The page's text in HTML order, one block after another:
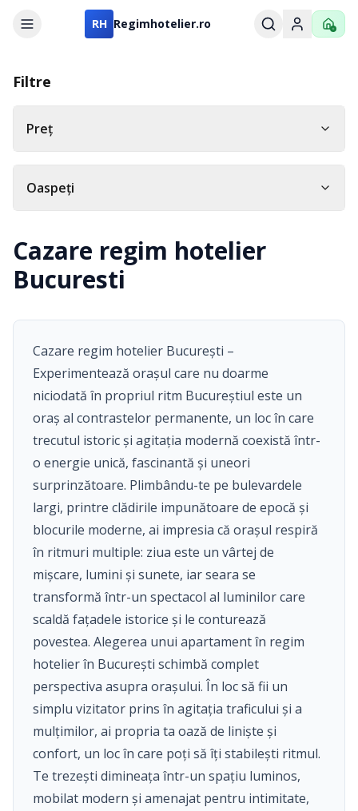
RH Regimhotelier.ro
Filtre
Preț
Oaspeți
Cazare regim hotelier
Bucuresti
Cazare regim hotelier București –
Experimentează orașul care nu doarme
niciodată în propriul ritm Bucureștiul este un
oraș al contrastelor permanente, un loc în care
trecutul istoric și agitația modernă coexistă într-
o energie unică, fascinantă și uneori
surprinzătoare. Plimbându-te pe bulevardele
largi, printre clădirile impunătoare de epocă și
blocurile moderne, ai impresia că orașul respiră
în ritmuri multiple: ziua este un vârtej de
mișcare, lumini și sunete, iar seara se
transformă într-un spectacol al luminilor care
scaldă fațadele istorice și le conturează
povestea. Alegerea unui apartament în regim
hotelier în București schimbă complet
perspectiva asupra orașului. În loc să fii un
simplu vizitator prins în agitația traficului și a
mulțimilor, ai propria ta oază de liniște și
confort, un loc în care poți să îți stabilești ritmul.
Te trezești dimineața într-un spațiu luminos,
mobilat modern și amenajat pentru intimitate,